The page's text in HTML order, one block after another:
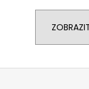
Z